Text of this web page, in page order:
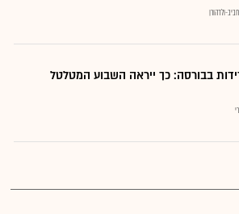
ולדהורן
בבורסה: כך ייראה השבוע המטלטל